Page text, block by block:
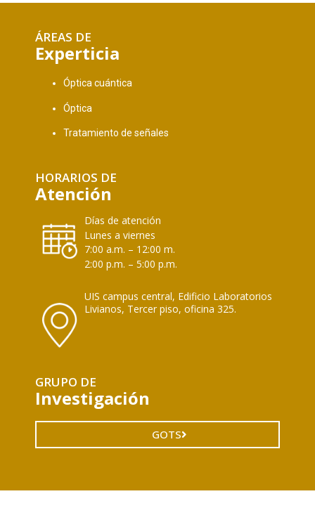
ÁREAS DE
Experticia
Óptica cuántica
Óptica
Tratamiento de señales
HORARIOS DE
Atención
Días de atención
Lunes a viernes
7:00 a.m. – 12:00 m.
2:00 p.m. – 5:00 p.m.
UIS campus central, Edificio Laboratorios
Livianos, Tercer piso, oficina 325.
GRUPO DE
Investigación
GOTS